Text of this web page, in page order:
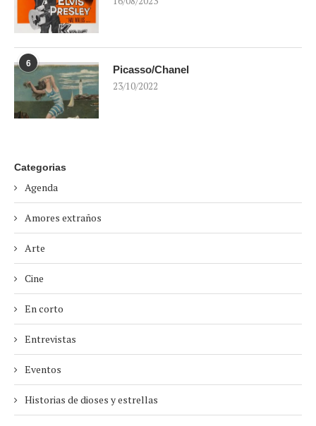
6
Picasso/Chanel
23/10/2022
Categorias
Agenda
Amores extraños
Arte
Cine
En corto
Entrevistas
Eventos
Historias de dioses y estrellas